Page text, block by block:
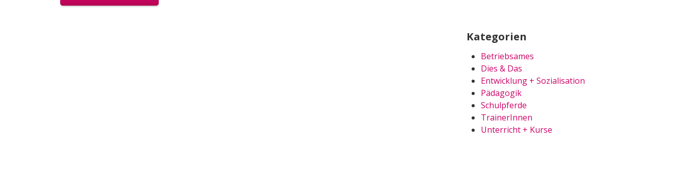
Kategorien
Betriebsames
Dies & Das
Entwicklung + Sozialisation
Pädagogik
Schulpferde
TrainerInnen
Unterricht + Kurse